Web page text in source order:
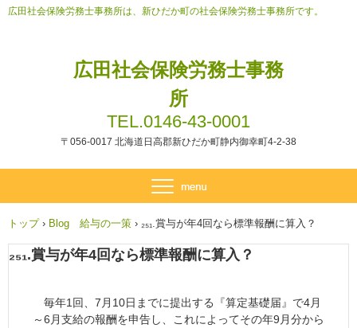
広田社会保険労務士事務
所
広田社会保険労務士事務所は、新ひだか町の社会保険労務士事務所です。
TEL.0146-43-0001
〒056-0017 北海道日高郡新ひだか町静内御幸町4-2-38
トップ › Blog 給与の一策 › ₂₅₁.賞与が年4回なら標準報酬に算入？
₂₅₁.賞与が年4回なら標準報酬に算入？
毎年1回、7月10日までに提出する『算定基礎届』で4月
～6月支給の報酬を申告し、これによってその年9月分から